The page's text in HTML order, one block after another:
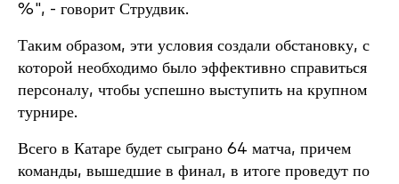
%", - говорит Струдвик.
Таким образом, эти условия создали обстановку, с
которой необходимо было эффективно справиться
персоналу, чтобы успешно выступить на крупном
турнире.
Всего в Катаре будет сыграно 64 матча, причем
команды, вышедшие в финал, в итоге проведут по